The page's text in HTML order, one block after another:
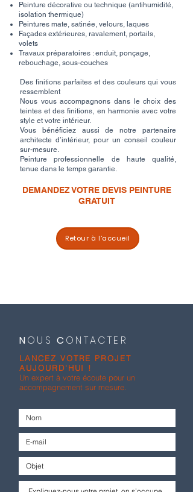
Peinture décorative ou technique (antihumidité,
isolation thermique)
Peintures mate, satinée, velours, laques
Façades extérieures, ravalement, portails,
volets
Travaux préparatoires : enduit, ponçage,
rebouchage, sous-couches
Des finitions parfaites et des couleurs qui vous
ressemblent
Nous vous accompagnons dans le choix des
teintes et des finitions, en harmonie avec votre
style et votre intérieur.
Vous bénéficiez aussi de notre partenaire
architecte d’intérieur, pour un conseil couleur
sur-mesure.
Peinture professionnelle de haute qualité,
tenue dans le temps garantie.
DEMANDEZ VOTRE DEVIS PEINTURE
GRATUIT
Retour à l’accueil
NOUSC ONTACTER
LANCEZ VOTRE PROJET
AUJOURD'HUI !
Un expert à votre écoute pour un
accompagnement sur mesure.